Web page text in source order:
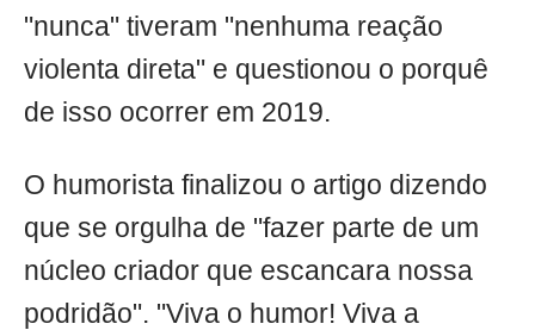
"nunca" tiveram "nenhuma reação
violenta direta" e questionou o porquê
de isso ocorrer em 2019.
O humorista finalizou o artigo dizendo
que se orgulha de "fazer parte de um
núcleo criador que escancara nossa
podridão". "Viva o humor! Viva a